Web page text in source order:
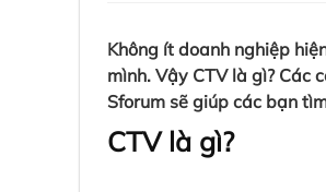
Không ít doanh nghiệp
mình. Vậy CTV là gì? Các
Sforum sẽ giúp các bạn
CTV là gì?